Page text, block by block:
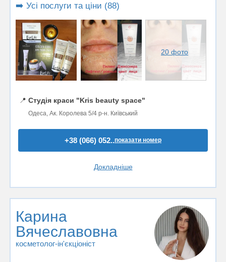
➡️ Усі послуги та ціни (88)
20 фото
📍 Студія краси "Kris beauty space"
Одеса, Ак. Королева 5/4 р-н. Київський
+38 (066) 052..показати номер
Докладніше
Карина
Вячеславовна
косметолог-ін'єкціоніст